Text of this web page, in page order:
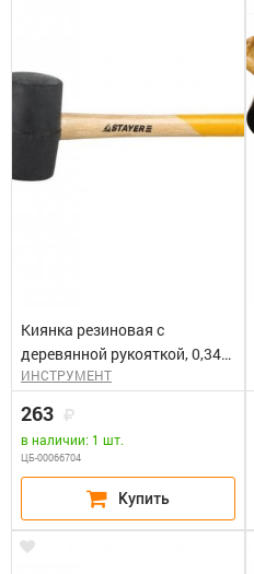
Киянка резиновая с
деревянной рукояткой, 0,34кг
STAYER
ИНСТРУМЕНТ
263
в наличии: 1 шт.
ЦБ-00066704